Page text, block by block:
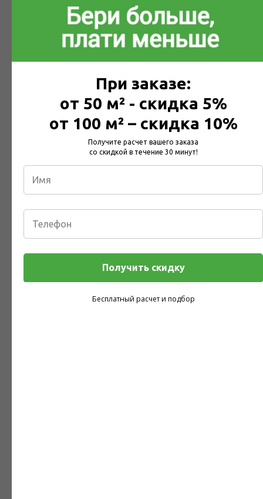
Введите Ваше имя
Укажите город, куда нужно доставить товар
паз 25мм, размером 2490*590, в количестве ...
Введите Ваш Телефон
Мобильный телефон для связи
При заказе:
от 50 м² - скидка 5%
от 100 м² – скидка 10%
Получите расчет вашего заказа
со скидкой в течение 30 минут!
Получить скидку
Бесплатный расчет и подбор